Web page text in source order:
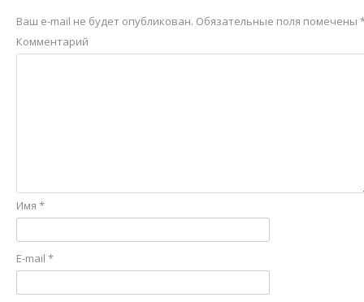
Ваш e-mail не будет опубликован. Обязательные поля помечены
Комментарий
Имя *
E-mail *